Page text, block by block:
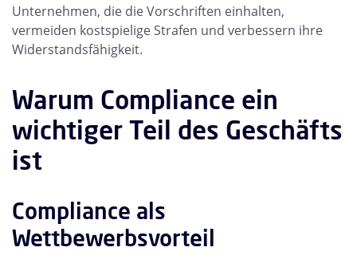
Unternehmen, die die Vorschriften einhalten,
vermeiden kostspielige Strafen und verbessern ihre
Widerstandsfähigkeit.
Warum Compliance ein
wichtiger Teil des Geschäfts
ist
Compliance als
Wettbewerbsvorteil